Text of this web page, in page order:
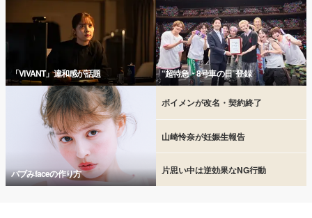
「VIVANT」違和感が話題 “超特急・8号車の日”登録
バブみfaceの作り方
ボイメンが改名・契約終了
山崎怜奈が妊娠生報告
片思い中は逆効果なNG行動